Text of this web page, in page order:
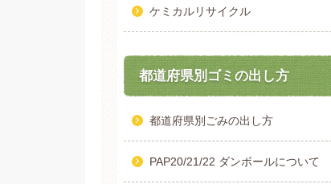
ケミカルリサイクル
都道府県別ゴミの出し方
都道府県別ごみの出し方
PAP20/21/22 ダンボールについて